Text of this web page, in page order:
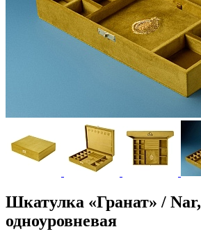
Шкатулка «Гранат» / Nar,
одноуровневая